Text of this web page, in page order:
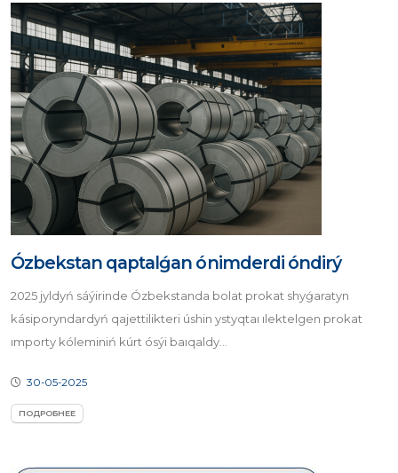
Ózbekstan qaptalǵan ónimderdi óndirý
2025 jyldyń sáýirinde Ózbekstanda bolat prokat shyǵaratyn
kásiporyndardyń qajettilikteri úshin ystyqtaı ılektelgen prokat
ımporty kóleminiń kúrt ósýi baıqaldy...
30-05-2025
ПОДРОБНЕЕ